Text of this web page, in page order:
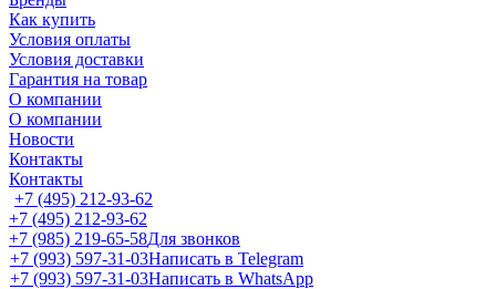
Как купить
Условия оплаты
Условия доставки
Гарантия на товар
О компании
О компании
Новости
Контакты
Контакты
+7 (495) 212-93-62
+7 (495) 212-93-62
+7 (985) 219-65-58Для звонков
+7 (993) 597-31-03Написать в Telegram
+7 (993) 597-31-03Написать в WhatsApp